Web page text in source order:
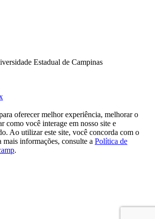
Estadual de Campinas
oferecer melhor experiência, melhorar o
como você interage em nosso site e
Ao utilizar este site, você concorda com o
mais informações, consulte a Política de
.